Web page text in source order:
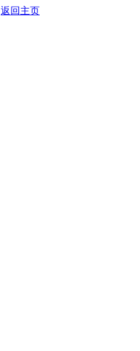
返回主页